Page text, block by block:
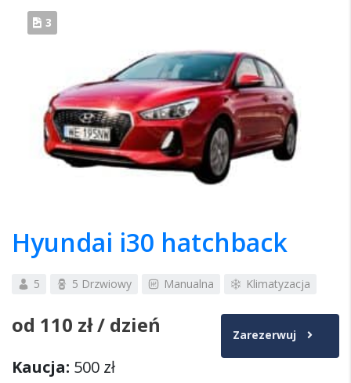
3
Hyundai i30 hatchback
5 5 Drzwiowy Manualna Klimatyzacja
od 110 zł/ dzień Zarezerwuj
Kaucja: 500 zł